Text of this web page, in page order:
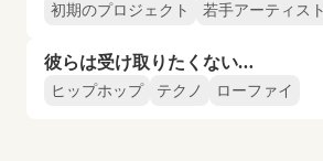
初期のプロジェクト 若手アーティスト
彼らは受け取りたくない…
ヒップホップ テクノ ローファイ